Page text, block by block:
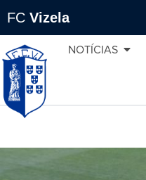
FC Vizela
NOTÍCIAS